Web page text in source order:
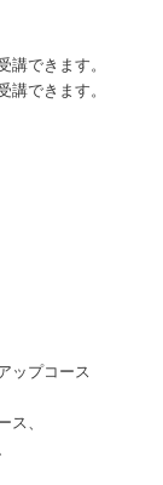
できます。
できます。
ップコース
、